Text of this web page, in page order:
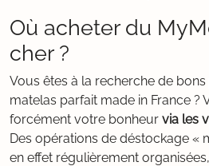
Où acheter du
cher ?
Vous êtes à la recherche de
matelas parfait made in France ?
forcément votre bonheur via les
Des opérations de déstockage «
en effet régulièrement